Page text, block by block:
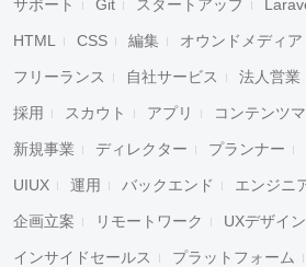
サポート Git スタートアップ
HTML CSS 編集 オウンドメディア
フリーランス 自社サービス 法人営業
採用 スカウト アプリ コンテンツ
新規事業 ディレクター プランナー
UIUX 運用 バックエンド エンジニ
企画立案 リモートワーク UXデザイン
インサイドセールス プラットフォーム